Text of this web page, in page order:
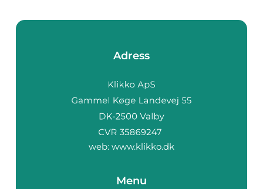
Adress
web: www.klikko.dk
Menu